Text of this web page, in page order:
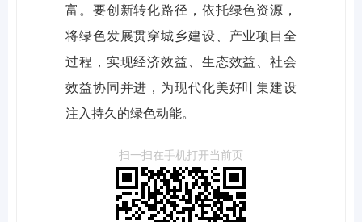
富。要创新转化路径，依托绿色资源，
将绿色发展贯穿城乡建设、产业项目全
过程，实现经济效益、生态效益、社会
效益协同并进，为现代化美好叶集建设
注入持久的绿色动能。
扫一扫在手机打开当前页